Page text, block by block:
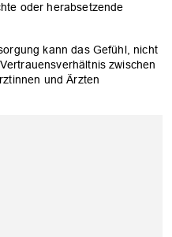
oder herabsetzende
kann das Gefühl, nicht
zwischen
und Ärzten